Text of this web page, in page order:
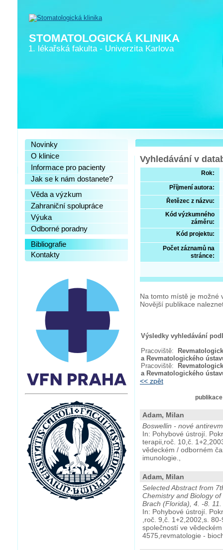
Novinky
O klinice
Informace pro pacienty
Jak se k nám dostanete?
Věda a výzkum
Zahraniční spolupráce
Výuka
Odborné poradny
Bibliografie
Kontakty
Vyhledávání v
Rok:
Příjmení autora:
Řetězec z názvu:
Kód výzkumného
záměru:
Kód projektu:
Počet záznamů na
stránce:
Na tomto místě je možné
Novější publikace
Výsledky vyhledávání
Pracoviště:
a Revmatologického
Pracoviště:
a Revmatologického
<< zpět
publikace
Adam, Milan
Boswellin - nové
In: Pohybové ústrojí.
terapii,roč. 10,č.
vědeckém / odborném
imunologie.,
Adam, Milan
Selected Abstract from
Chemistry and Biology
Brach (Florida), 4. -8.
In: Pohybové ústrojí.
,roč. 9,č. 1+2,2002,s.
společností ve
4575,revmatologie -
STOMATOLOGICKÁ KLINIKA
1. lékařská fakulta- Univerzita Karlova